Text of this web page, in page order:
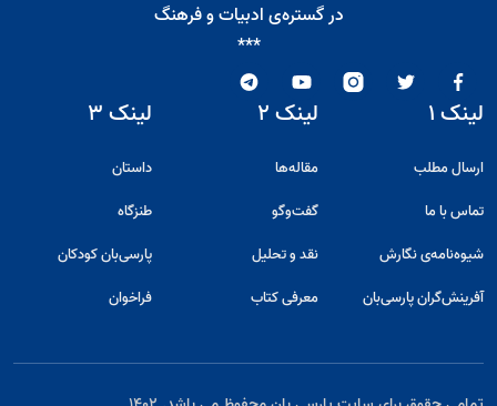
در گستره‌ی ادبیات و فرهنگ
***
لینک ۱
ارسال مطلب
تماس با ما
شیوه‌نامه‌ی نگارش
آفرینش‌گران پارسی‌بان
لینک ۲
مقاله‌ها
گفت‌و‌گو
نقد و تحلیل
معرفی کتاب
لینک ۳
داستان
طنزگاه
پارسی‌بان کودکان
فراخوان